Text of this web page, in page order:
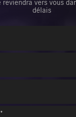
délais